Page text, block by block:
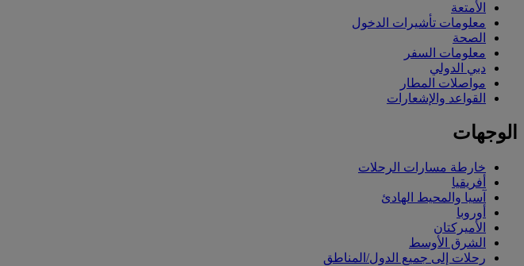
الأمتعة
معلومات تأشيرات الدخول
الصحة
معلومات السفر
دبي الدولي
مواصلات المطار
القواعد والإشعارات
الوجهات
خارطة مسارات الرحلات
أفريقيا
آسيا والمحيط الهادئ
أوروبا
الأميركتان
الشرق الأوسط
رحلات إلى جميع الدول/المناطق